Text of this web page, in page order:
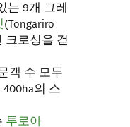
9개 그레
(Tongariro
크로싱을 걷
객 수 모두
의 스
투로아